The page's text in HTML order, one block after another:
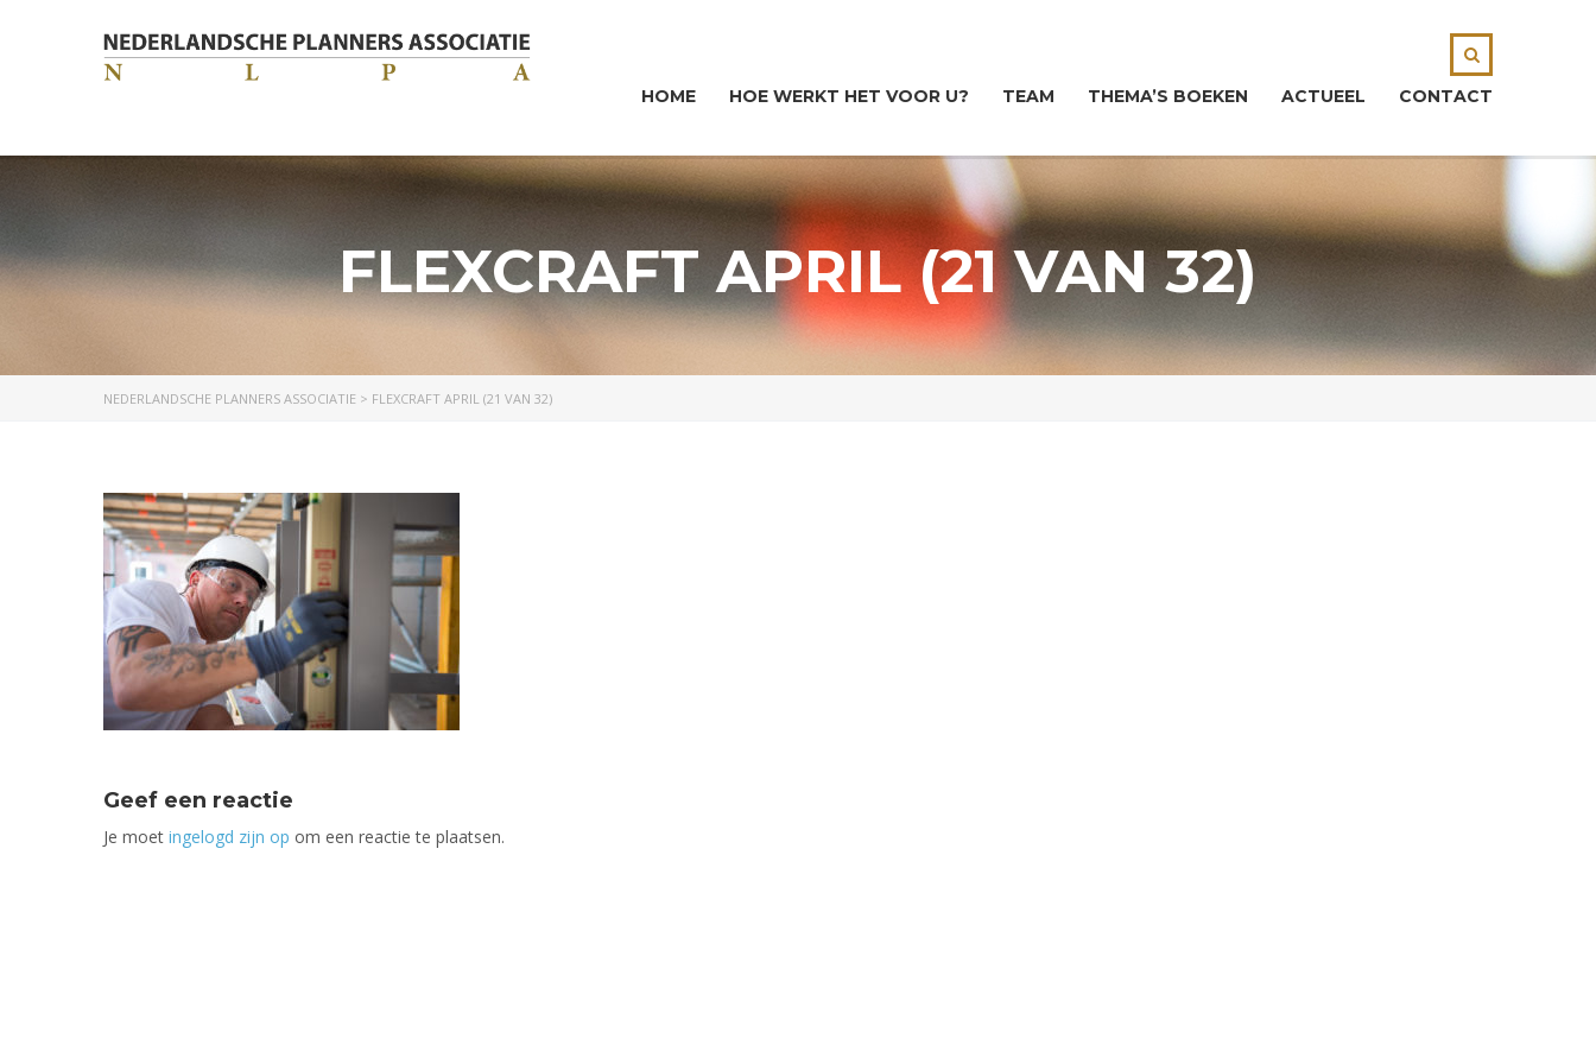
HOME HOE WERKT HET VOOR U? TEAM THEMA’S BOEKEN ACTUEEL CONTACT
FLEXCRAFT APRIL (21 VAN 32)
NEDERLANDSCHE PLANNERS ASSOCIATIE > FLEXCRAFT APRIL (21 VAN 32)
Geef een reactie
Je moet ingelogd zijn op om een reactie te plaatsen.